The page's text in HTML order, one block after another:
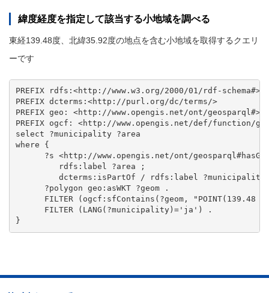
緯度経度を指定して該当する小地域を調べる
東経139.48度、北緯35.92度の地点を含む小地域を取得するクエリ
ーです
PREFIX rdfs:<http://www.w3.org/2000/01/rdf-schema#>
PREFIX dcterms:<http://purl.org/dc/terms/>
PREFIX geo: <http://www.opengis.net/ont/geosparql#>
PREFIX ogcf: <http://www.opengis.net/def/function/
select ?municipality ?area
where {
?s <http://www.opengis.net/ont/
rdfs:label ?area ;
dcterms:isPartOf / rdfs:label ?municipality
?polygon geo:asWKT ?geom .
FILTER (ogcf:sfContains(?geom, "POINT(139.48
FILTER (LANG(?municipality)='ja') .